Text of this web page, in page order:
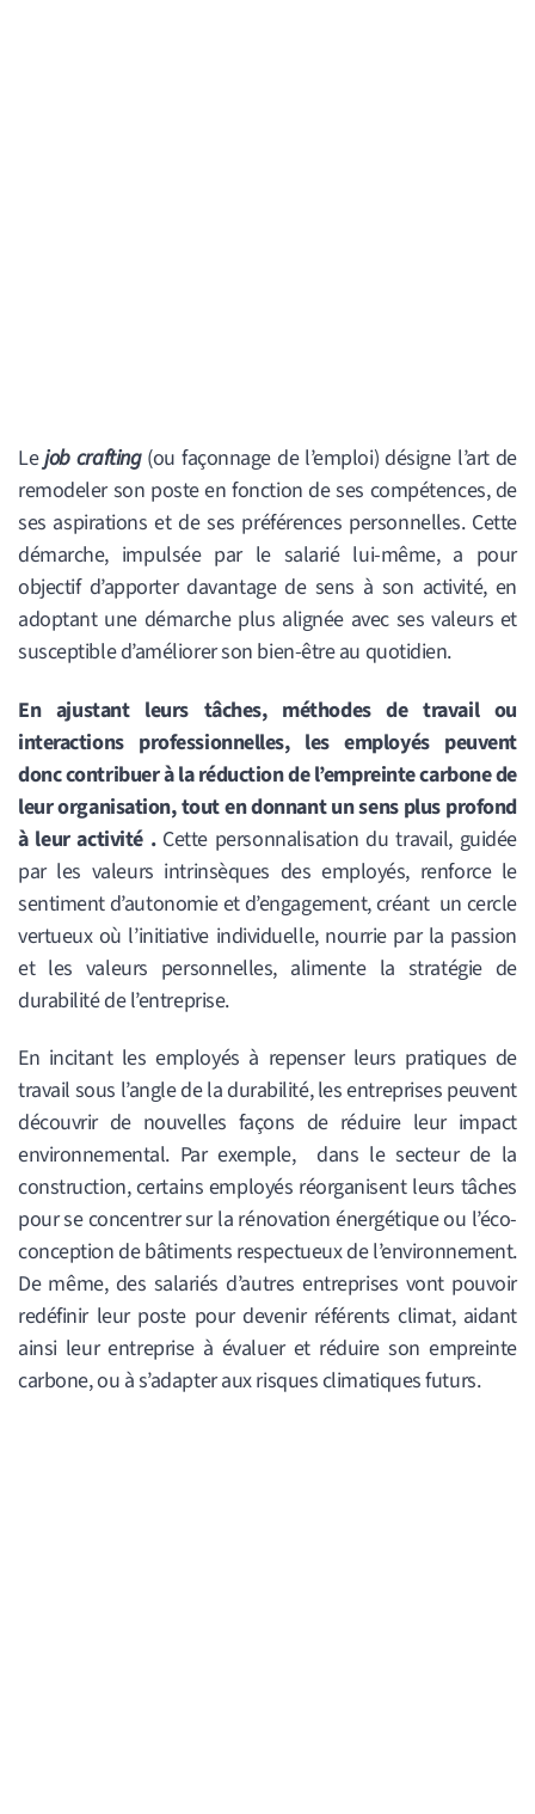
Lejob crafting(ou façonnage de l’emploi) désigne l’art de
remodeler son poste en fonction de ses compétences, de
ses aspirations et de ses préférences personnelles. Cette
démarche, impulsée par le salarié lui-même, a pour
objectif d’apporter davantage de sens à son activité, en
adoptant une démarche plus alignée avec ses valeurs et
susceptible d’améliorer son bien-être au quotidien.
En ajustant leurs tâches, méthodes de travail ou
interactions professionnelles, les employés peuvent
donc contribuer à la réduction de l’empreinte carbone de
leur organisation, tout en donnant un sens plus profond
à leur activité . Cette personnalisation du travail, guidée
par les valeurs intrinsèques des employés, renforce le
sentiment d’autonomie et d’engagement, créant un cercle
vertueux où l’initiative individuelle, nourrie par la passion
et les valeurs personnelles, alimente la stratégie de
durabilité de l’entreprise.
En incitant les employés à repenser leurs pratiques de
travail sous l’angle de la durabilité, les entreprises peuvent
découvrir de nouvelles façons de réduire leur impact
environnemental. Par exemple, dans le secteur de la
construction, certains employés réorganisent leurs tâches
pour se concentrer sur la rénovation énergétique ou l’éco-
conception de bâtiments respectueux de l’environnement.
De même, des salariés d’autres entreprises vont pouvoir
redéfinir leur poste pour devenir référents climat, aidant
ainsi leur entreprise à évaluer et réduire son empreinte
carbone, ou à s’adapter aux risques climatiques futurs.